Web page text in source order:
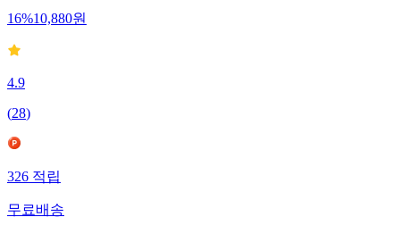
16%10,880원
4.9
(28)
326 적립
무료배송